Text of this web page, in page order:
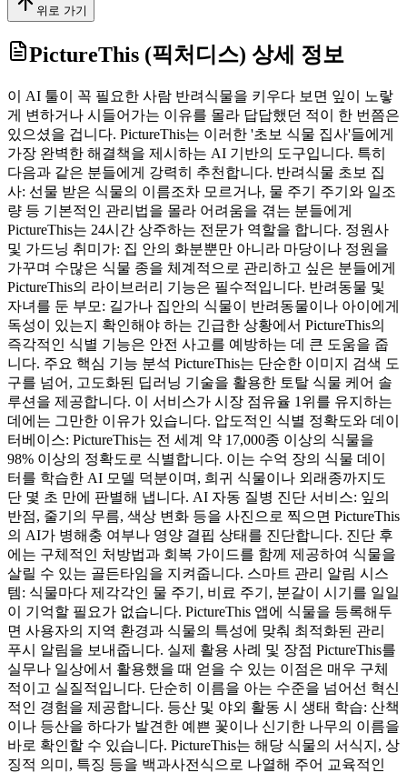
위로 가기
PictureThis (픽처디스) 상세 정보
이 AI 툴이 꼭 필요한 사람 반려식물을 키우다 보면 잎이 노랗
게 변하거나 시들어가는 이유를 몰라 답답했던 적이 한 번쯤은
있으셨을 겁니다. PictureThis는 이러한 '초보 식물 집사'들에게
가장 완벽한 해결책을 제시하는 AI 기반의 도구입니다. 특히
다음과 같은 분들에게 강력히 추천합니다. 반려식물 초보 집
사: 선물 받은 식물의 이름조차 모르거나, 물 주기 주기와 일조
량 등 기본적인 관리법을 몰라 어려움을 겪는 분들에게
PictureThis는 24시간 상주하는 전문가 역할을 합니다. 정원사
및 가드닝 취미가: 집 안의 화분뿐만 아니라 마당이나 정원을
가꾸며 수많은 식물 종을 체계적으로 관리하고 싶은 분들에게
PictureThis의 라이브러리 기능은 필수적입니다. 반려동물 및
자녀를 둔 부모: 길가나 집안의 식물이 반려동물이나 아이에게
독성이 있는지 확인해야 하는 긴급한 상황에서 PictureThis의
즉각적인 식별 기능은 안전 사고를 예방하는 데 큰 도움을 줍
니다. 주요 핵심 기능 분석 PictureThis는 단순한 이미지 검색 도
구를 넘어, 고도화된 딥러닝 기술을 활용한 토탈 식물 케어 솔
루션을 제공합니다. 이 서비스가 시장 점유율 1위를 유지하는
데에는 그만한 이유가 있습니다. 압도적인 식별 정확도와 데이
터베이스: PictureThis는 전 세계 약 17,000종 이상의 식물을
98% 이상의 정확도로 식별합니다. 이는 수억 장의 식물 데이
터를 학습한 AI 모델 덕분이며, 희귀 식물이나 외래종까지도
단 몇 초 만에 판별해 냅니다. AI 자동 질병 진단 서비스: 잎의
반점, 줄기의 무름, 색상 변화 등을 사진으로 찍으면 PictureThis
의 AI가 병해충 여부나 영양 결핍 상태를 진단합니다. 진단 후
에는 구체적인 처방법과 회복 가이드를 함께 제공하여 식물을
살릴 수 있는 골든타임을 지켜줍니다. 스마트 관리 알림 시스
템: 식물마다 제각각인 물 주기, 비료 주기, 분갈이 시기를 일일
이 기억할 필요가 없습니다. PictureThis 앱에 식물을 등록해두
면 사용자의 지역 환경과 식물의 특성에 맞춰 최적화된 관리
푸시 알림을 보내줍니다. 실제 활용 사례 및 장점 PictureThis를
실무나 일상에서 활용했을 때 얻을 수 있는 이점은 매우 구체
적이고 실질적입니다. 단순히 이름을 아는 수준을 넘어선 혁신
적인 경험을 제공합니다. 등산 및 야외 활동 시 생태 학습: 산책
이나 등산을 하다가 발견한 예쁜 꽃이나 신기한 나무의 이름을
바로 확인할 수 있습니다. PictureThis는 해당 식물의 서식지, 상
징적 의미, 특징 등을 백과사전식으로 나열해 주어 교육적인